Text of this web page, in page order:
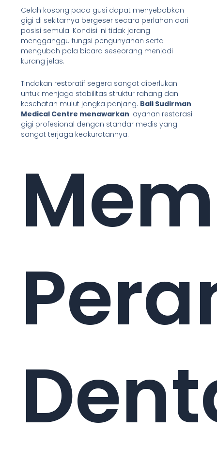
Celah kosong pada gusi dapat menyebabkan
gigi di sekitarnya bergeser secara perlahan dari
posisi semula. Kondisi ini tidak jarang
mengganggu fungsi pengunyahan serta
mengubah pola bicara seseorang menjadi
kurang jelas.
Tindakan restoratif segera sangat diperlukan
untuk menjaga stabilitas struktur rahang dan
kesehatan mulut jangka panjang. Bali Sudirman
Medical Centre menawarkan layanan restorasi
gigi profesional dengan standar medis yang
sangat terjaga keakuratannya.